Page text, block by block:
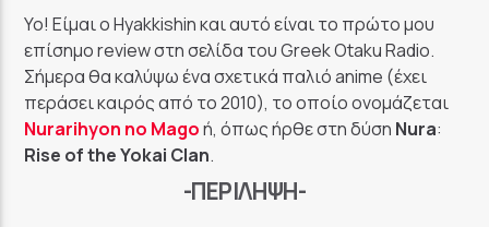
GoRadio
Yo! Είμαι ο Hyakkishin και αυτό είναι το πρώτο μου
επίσημο review στη σελίδα του Greek Otaku Radio.
Σήμερα θα καλύψω ένα σχετικά παλιό anime (έχει
περάσει καιρός από το 2010), το οποίο ονομάζεται
Nurarihyon no Magoή, όπως ήρθε στη δύση Nura:
Rise of the Yokai Clan.
-ΠΕΡΊΛΗΨΗ-